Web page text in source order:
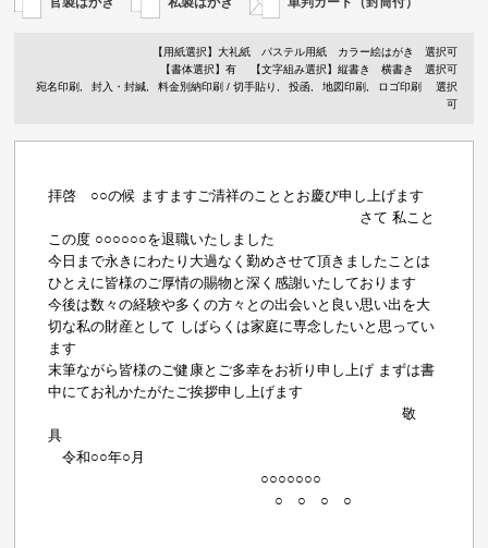
【用紙選択】 大礼紙 パステル用紙 カラー絵はがき
選択可
【書体選択】有
【文字組み選択】縦書き 横書き 選択可
宛名印刷
封入・封緘 料金別納印刷 / 切手貼り 投函 地図印刷 ロゴ印刷
選択
可
拝啓 ○○の候 ますますご清祥のこととお慶び申し上げます
さて 私こと
この度 ○○○○○○を退職いたしました
今日まで永きにわたり大過なく勤めさせて頂きましたことは
ひとえに皆様のご厚情の賜物と深く感謝いたしております
今後は数々の経験や多くの方々との出会いと良い思い出を大
切な私の財産として しばらくは家庭に専念したいと思ってい
ます
末筆ながら皆様のご健康とご多幸をお祈り申し上げ まずは書
中にてお礼かたがたご挨拶申し上げます
敬
具
令和○○年○月
○○○○○○○
○ ○ ○ ○